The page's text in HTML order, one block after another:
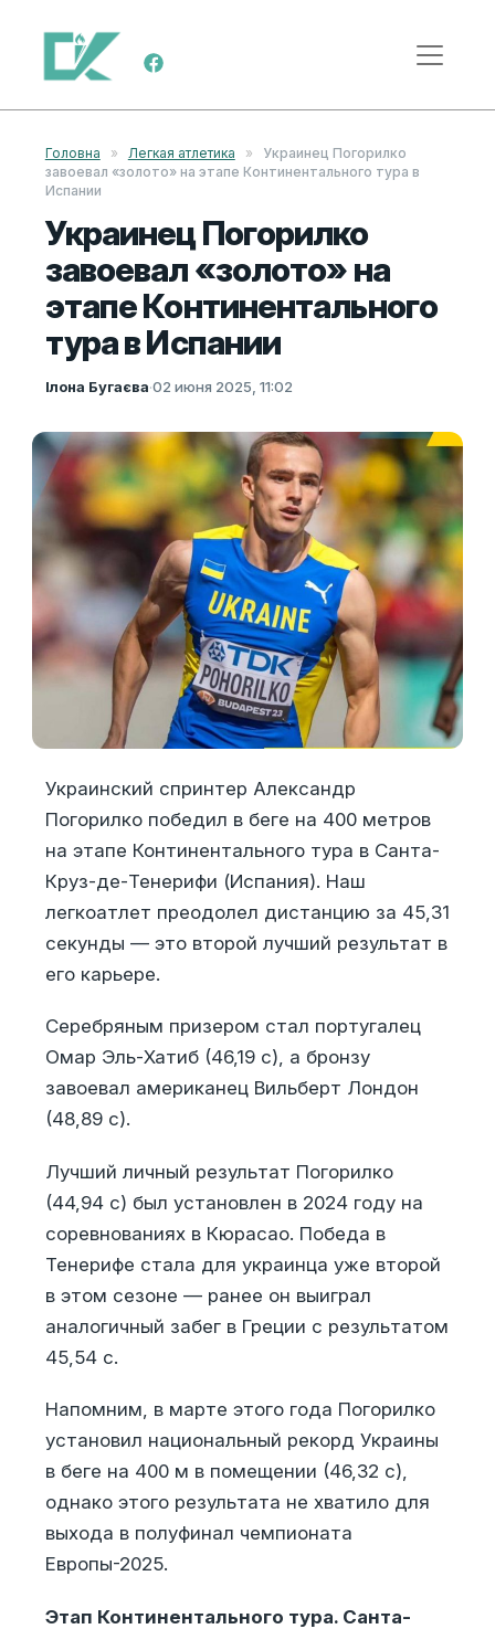
Перейти к содержимому
Меню навигации
Головна » Легкая атлетика »
Украинец Погорилко
завоевал «золото» на этапе Континентального тура в
Испании
Украинец Погорилко
завоевал «золото» на
этапе Континентального
тура в Испании
Ілона Бугаєва·02 июня 2025, 11:02
Украинский спринтер Александр
Погорилко победил в беге на 400 метров
на этапе Континентального тура в Санта-
Круз-де-Тенерифи (Испания). Наш
легкоатлет преодолел дистанцию за 45,31
секунды — это второй лучший результат в
его карьере.
Серебряным призером стал португалец
Омар Эль-Хатиб (46,19 с), а бронзу
завоевал американец Вильберт Лондон
(48,89 с).
Лучший личный результат Погорилко
(44,94 с) был установлен в 2024 году на
соревнованиях в Кюрасао. Победа в
Тенерифе стала для украинца уже второй
в этом сезоне — ранее он выиграл
аналогичный забег в Греции с результатом
45,54 с.
Напомним, в марте этого года Погорилко
установил национальный рекорд Украины
в беге на 400 м в помещении (46,32 с),
однако этого результата не хватило для
выхода в полуфинал чемпионата
Европы-2025.
Этап Континентального тура. Санта-